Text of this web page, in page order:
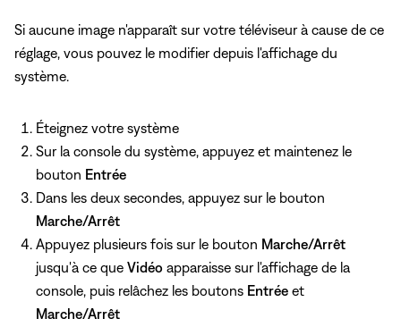
Si aucune image n'apparaît sur votre téléviseur à cause de ce
réglage, vous pouvez le modifier depuis l'affichage du
système.
Éteignez votre système
Sur la console du système, appuyez et maintenez le
bouton Entrée
Dans les deux secondes, appuyez sur le bouton
Marche/Arrêt
Appuyez plusieurs fois sur le bouton Marche/Arrêt
jusqu'à ce que Vidéo apparaisse sur l'affichage de la
console, puis relâchez les boutons Entrée et
Marche/Arrêt